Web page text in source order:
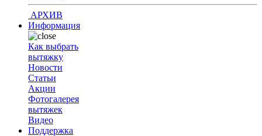
АРХИВ
Информация
Как выбрать
вытяжку
Новости
Статьи
Акции
Фотогалерея
вытяжек
Видео
Поддержка